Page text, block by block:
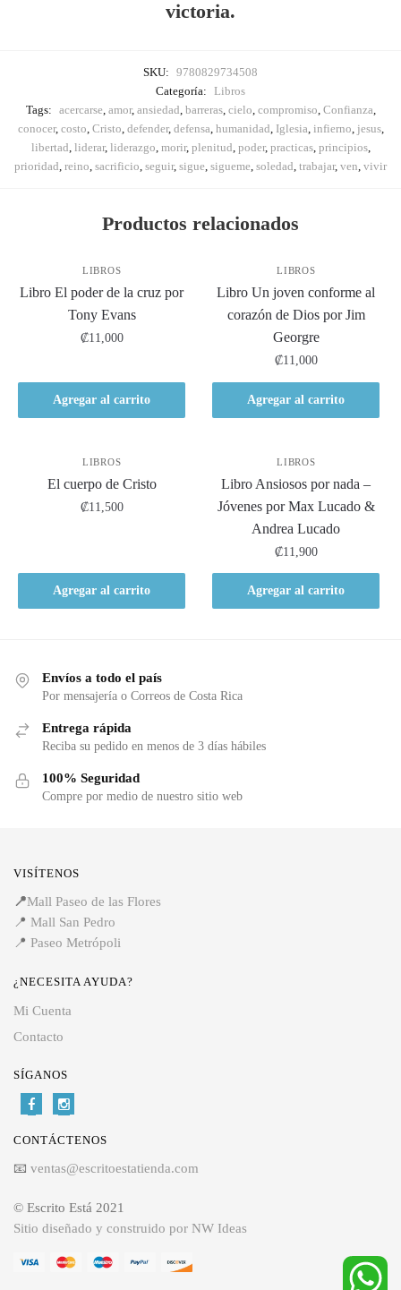
victoria.
SKU: 9780829734508
Categoría: Libros
Tags: acercarse, amor, ansiedad, barreras, cielo, compromiso, Confianza,
conocer, costo, Cristo, defender, defensa, humanidad, Iglesia, infierno, jesus,
libertad, liderar, liderazgo, morir, plenitud, poder, practicas, principios,
prioridad, reino, sacrificio, seguir, sigue, sigueme, soledad, trabajar, ven, vivir
Productos relacionados
LIBROS
Libro El poder de la cruz por
Tony Evans
₡11,000
Agregar al carrito
LIBROS
Libro Un joven conforme al
corazón de Dios por Jim
Georgre
₡11,000
Agregar al carrito
LIBROS
El cuerpo de Cristo
₡11,500
Agregar al carrito
LIBROS
Libro Ansiosos por nada –
Jóvenes por Max Lucado &
Andrea Lucado
₡11,900
Agregar al carrito
Envíos a todo el país
Por mensajería o Correos de Costa Rica
Entrega rápida
Reciba su pedido en menos de 3 días hábiles
100% Seguridad
Compre por medio de nuestro sitio web
VISÍTENOS
📍Mall Paseo de las Flores
📍 Mall San Pedro
📍 Paseo Metrópoli
¿NECESITA AYUDA?
Mi Cuenta
Contacto
SÍGANOS
CONTÁCTENOS
📧 ventas@escritoestatienda.com
© Escrito Está 2021
Sitio diseñado y construido por NW Ideas